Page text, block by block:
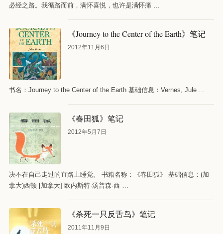
必经之路。我循路而前，满怀喜悦，也许是满怀痛 …
《Journey to the Center of the Earth》笔记
2012年11月6日
书名：Journey to the Center of the Earth 基础信息：Vernes, Jule …
《春田狐》笔记
2012年5月7日
决不在自己走过的直路上睡觉。 书籍名称：《春田狐》 基础信息：(加
拿大)西顿 [加拿大] 欧内斯特·汤普森·西 …
《杀死一只反舌鸟》笔记
2011年11月9日